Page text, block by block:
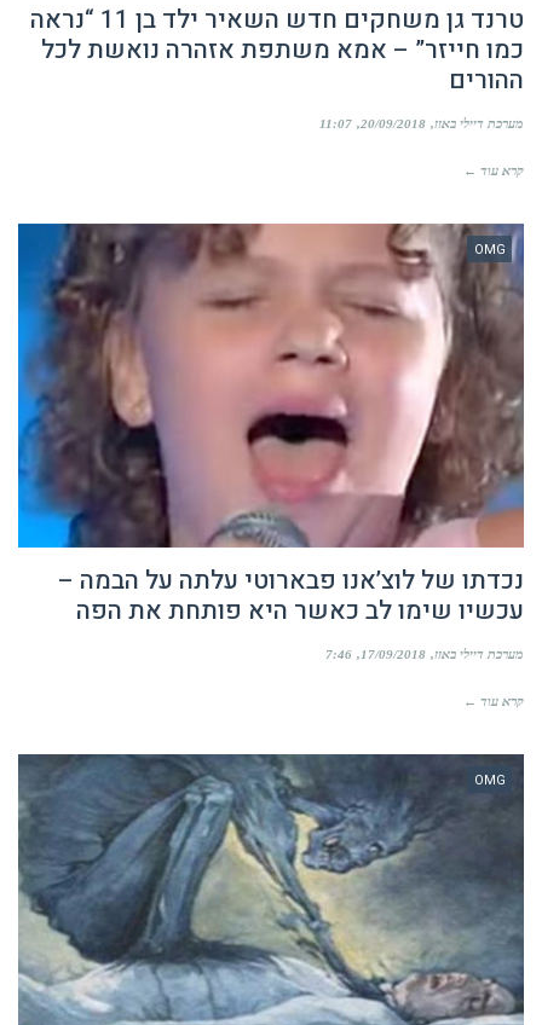
טרנד גן משחקים חדש השאיר ילד בן 11 “נראה
כמו חייזר” – אמא משתפת אזהרה נואשת לכל
ההורים
מערכת דיילי באזז 20/09/2018
11:07
קרא עוד ←
OMG
נכדתו של לוצ’אנו פבארוטי עלתה על הבמה –
עכשיו שימו לב כאשר היא פותחת את הפה
מערכת דיילי באזז 17/09/2018
7:46
קרא עוד ←
OMG